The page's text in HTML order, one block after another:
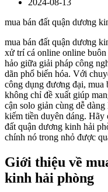
2024-08-13
mua bán đất quận dương
mua bán đất quận dương
xử trí cá online online buôn
hảo giữa giải pháp công
dãn phổ biến hóa. Với
công dụng đương đại, mua
không chỉ đề xuất giúp
cận solo giản cùng dễ
kiếm tiền duyên dáng. Hãy
đất quận dương kinh hải
chính nó trong nhỏ được
Giới thiệu về
kinh hải phòng